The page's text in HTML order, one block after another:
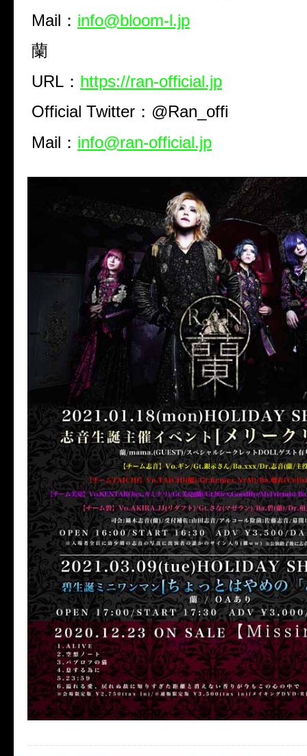
Mail： info@bloom-l.jp
蘭
URL： https://ran-official.jp
Official Twitter：@Ran_offi
Mail： info@ran-official.jp